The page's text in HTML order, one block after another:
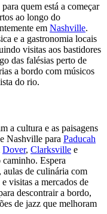
quem está a começar
ao longo do
em Nashville.
e a gastronomia locais
visitas aos bastidores
das falésias perto de
a bordo com músicos
do rio.
a cultura e as paisagens
Nashville para Paducah
Dover, Clarksville e
Espera
aulas de culinária com
visitas a mercados de
descontrair a bordo,
de jazz que melhoram